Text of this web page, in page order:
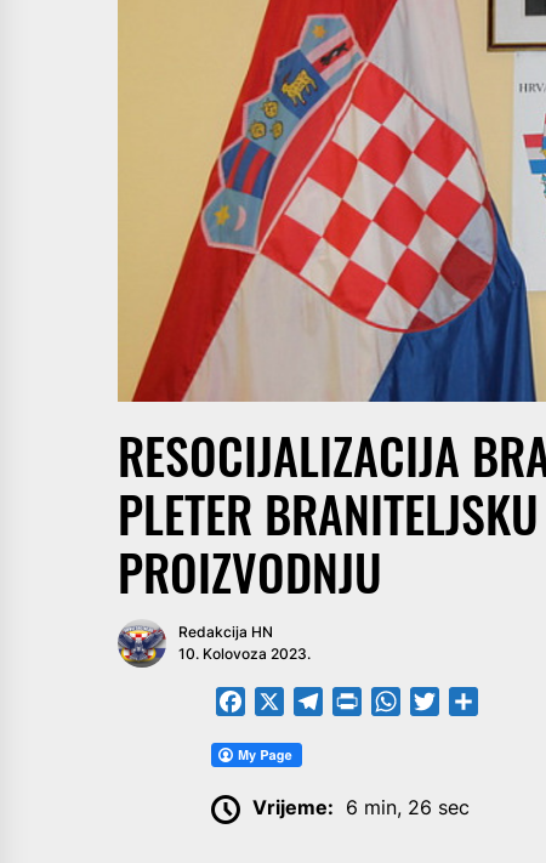
RESOCIJALIZACIJA
PLETER
PROIZVODNJU
Redakcija HN
10. Kolovoza 2023.
FacebookTelegramPrintFriendly
WhatsApp
Twitter
Vrijeme: 6 min, 26 sec